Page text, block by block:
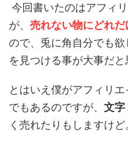
今回書いたのはアフィ
が、 売れない物にどれ
ので、兎に角自分でも
を見つける事が大事だと
とはいえ僕がアフィリ
でもあるのですが、 文字
く売れたりもしますけど